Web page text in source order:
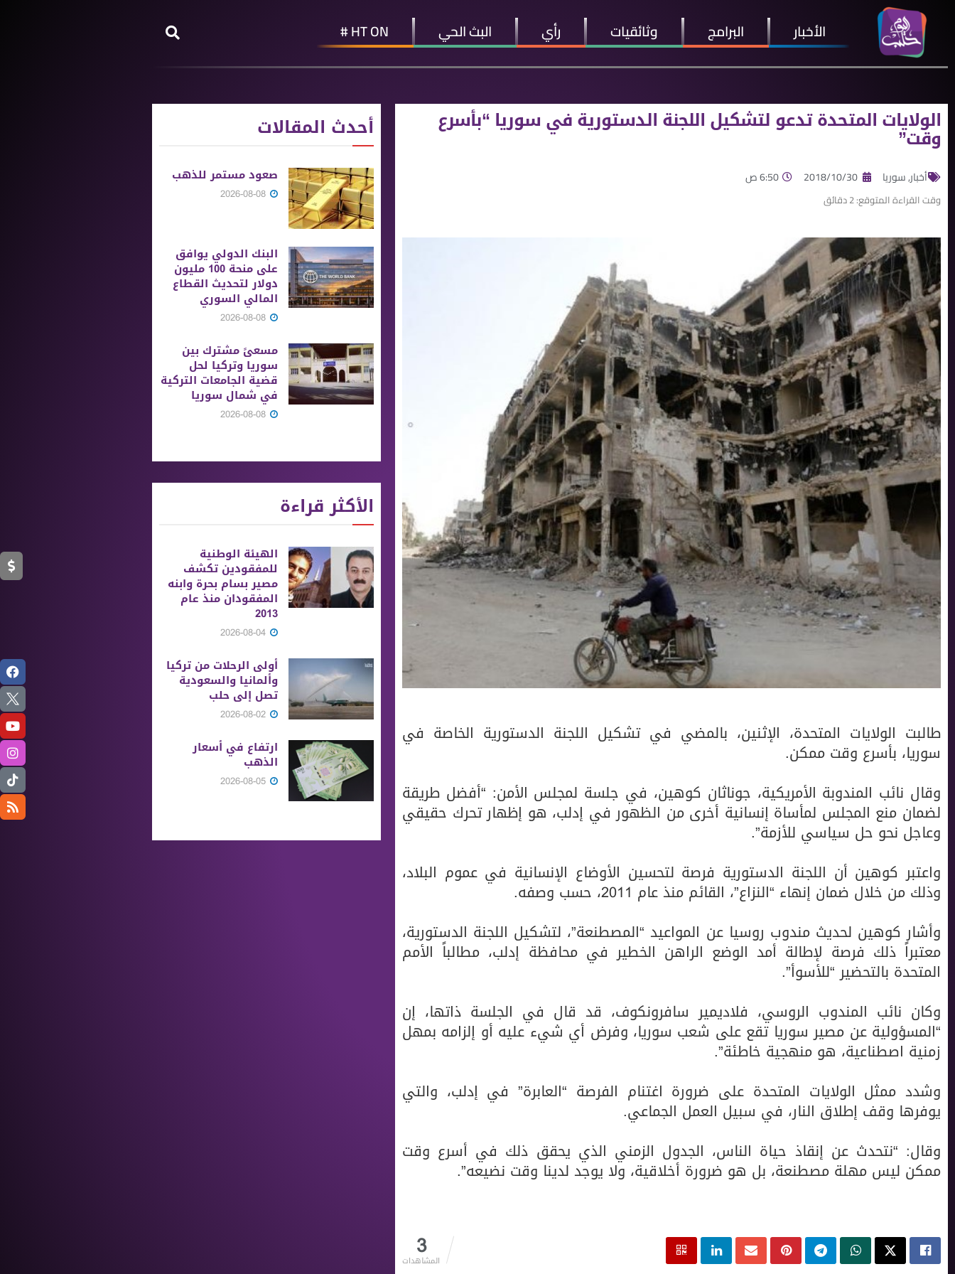
الأخبار البرامج وثائقيات رأي البث الحي HT ON #
الولايات المتحدة تدعو لتشكيل اللجنة الدستورية في سوريا “بأسرع
وقت”
أخبار,سوريا 2018/10/30 6:50 ص
وقت القراءة المتوقع:2دقائق
طالبت الولايات المتحدة، الإثنين، بالمضي في تشكيل اللجنة الدستورية الخاصة في
سوريا، بأسرع وقت ممكن.
وقال نائب المندوبة الأمريكية، جوناثان كوهين، في جلسة لمجلس الأمن: “أفضل طريقة
لضمان منع المجلس لمأساة إنسانية أخرى من الظهور في إدلب، هو إظهار تحرك حقيقي
وعاجل نحو حل سياسي للأزمة”.
واعتبر كوهين أن اللجنة الدستورية فرصة لتحسين الأوضاع الإنسانية في عموم البلاد،
وذلك من خلال ضمان إنهاء “النزاع”، القائم منذ عام 2011، حسب وصفه.
وأشار كوهين لحديث مندوب روسيا عن المواعيد “المصطنعة”، لتشكيل اللجنة الدستورية،
معتبراً ذلك فرصة لإطالة أمد الوضع الراهن الخطير في محافظة إدلب، مطالباً الأمم
المتحدة بالتحضير “للأسوأ”.
وكان نائب المندوب الروسي، فلاديمير سافرونكوف، قد قال في الجلسة ذاتها، إن
“المسؤولية عن مصير سوريا تقع على شعب سوريا، وفرض أي شيء عليه أو إلزامه بمهل
زمنية اصطناعية، هو منهجية خاطئة”.
وشدد ممثل الولايات المتحدة على ضرورة اغتنام الفرصة “العابرة” في إدلب، والتي
يوفرها وقف إطلاق النار، في سبيل العمل الجماعي.
وقال: “نتحدث عن إنقاذ حياة الناس، الجدول الزمني الذي يحقق ذلك في أسرع وقت
ممكن ليس مهلة مصطنعة، بل هو ضرورة أخلاقية، ولا يوجد لدينا وقت نضيعه”.
3
المشاهدات
أحدث المقالات
صعود مستمر للذهب
البنك الدولي يوافق
على منحة 100 مليون
دولار لتحديث القطاع
المالي السوري
مسعىً مشترك بين
سوريا وتركيا لحل
قضية الجامعات التركية
في شمال سوريا
الأكثر قراءة
الهيئة الوطنية
للمفقودين تكشف
مصير بسام بحرة وابنه
المفقودان منذ عام
2013
أولى الرحلات من ‏تركيا
وألمانيا والسعودية
تصل إلى حلب
ارتفاع في أسعار
الذهب